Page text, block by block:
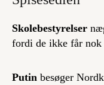
Skolebestyrelser
fordi de ikke får
Putin besøger